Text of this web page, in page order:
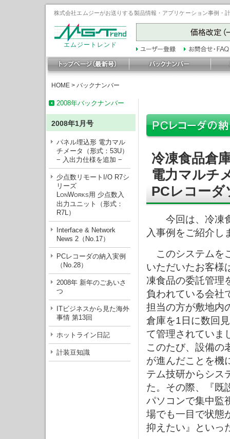
株式会社エムジーがお送りする製品情報・アプリケーション事例
エムジートレンド
HOME > バックナンバー
2008年バックナンバー
2008年1月号
パネル埋込形 電力マル
チメータ（形式：53U）
− 入出力仕様を追加 −
少点数リモートI/O R7シ
リーズ
LONWORKS用 少点数入
出力ユニット（形式：
R7L）
Interface & Network
News 2（No.17）
PCレコーダの納入実例
（No.28）
2008年 新年のごあいさ
つ
ITビジネスから見た海外
事情 第13回
ホットライン日記
計装豆知識
冷凍食品倉
電力マルチ
PCレコーダ
今回は、冷凍食
入事例をご紹介し
このシステムを
いただいたお客様
凍食品の委託管理
負われている会社
担当の方が敷地内
倉庫を1日に数回
て管理されていま
このたび、設備の
が進んだことを機
テム技研からシス
た。その際、『既
パソコンで集中監
場でも一目で状態
抑えたい』といっ